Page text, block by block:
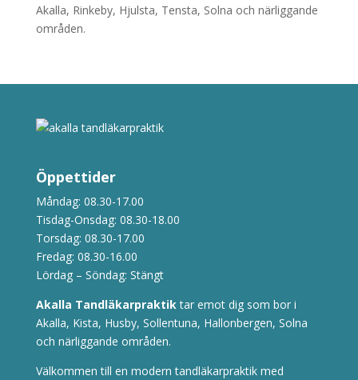
Akalla, Rinkeby, Hjulsta, Tensta, Solna och närliggande
områden.
Öppettider
Måndag: 08.30-17.00
Tisdag-Onsdag: 08.30-18.00
Torsdag: 08.30-17.00
Fredag: 08.30-16.00
Lördag – Söndag: Stängt
Akalla Tandläkarpraktiktar emot dig som bor i
Akalla, Kista, Husby, Sollentuna, Hallonbergen, Solna
och närliggande områden.
Välkommen till en modern tandläkarpraktik med